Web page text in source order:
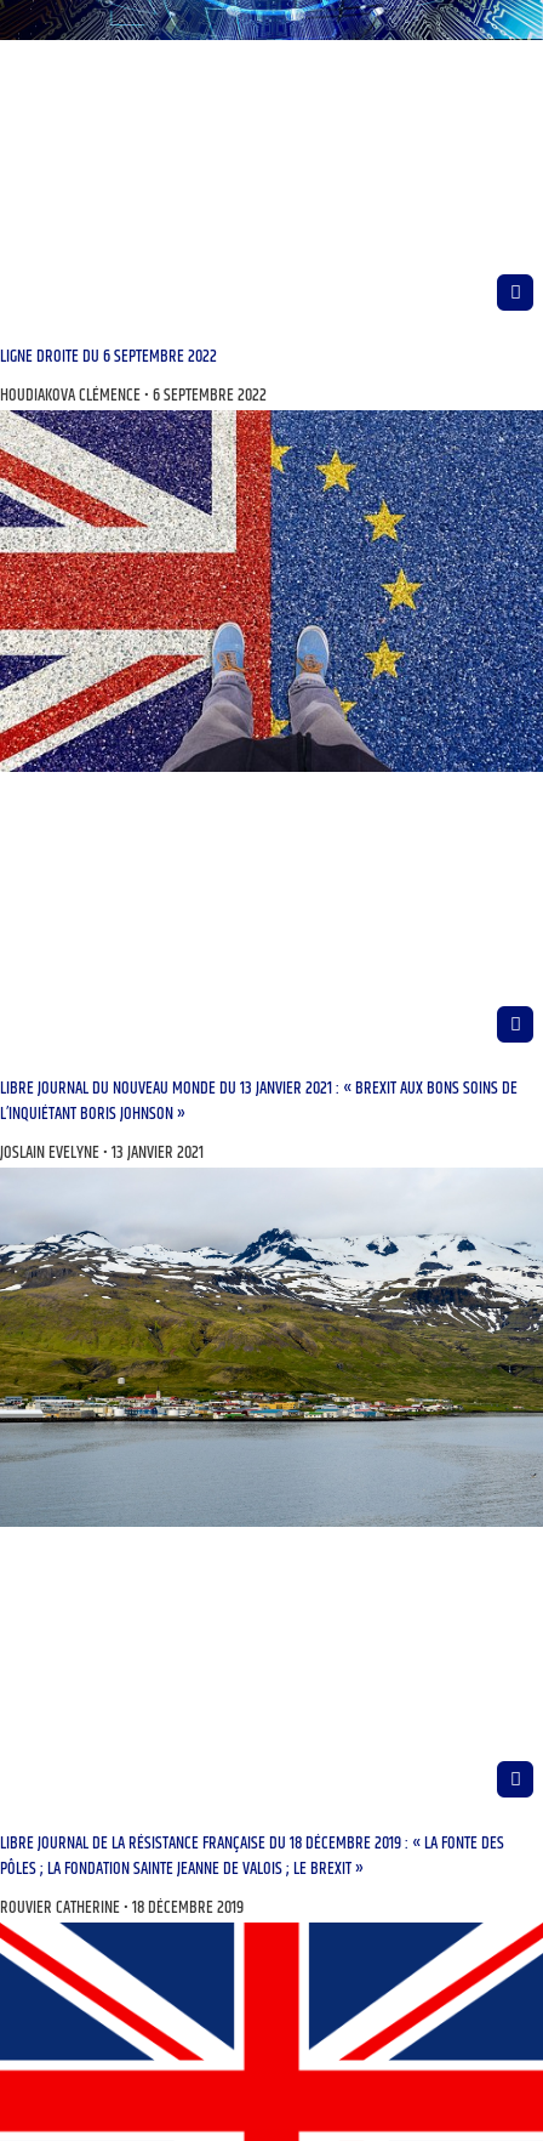
LIGNE DROITE DU 6 SEPTEMBRE 2022
HOUDIAKOVA CLÉMENCE 6 SEPTEMBRE 2022
LIBRE JOURNAL DU NOUVEAU MONDE DU 13 JANVIER 2021 : « BREXIT AUX BONS SOINS DE
L’INQUIÉTANT BORIS JOHNSON »
JOSLAIN EVELYNE 13 JANVIER 2021
LIBRE JOURNAL DE LA RÉSISTANCE FRANÇAISE DU 18 DÉCEMBRE 2019 : « LA FONTE DES
PÔLES ; LA FONDATION SAINTE JEANNE DE VALOIS ; LE BREXIT »
ROUVIER CATHERINE 18 DÉCEMBRE 2019